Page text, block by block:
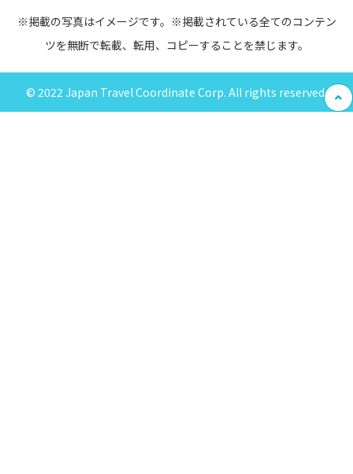
※掲載の写真はイメージです。※掲載されている全てのコンテン
ツを無断で転載、転用、コピーすることを禁じます。
© 2022 Japan Travel Coordinate Corp. All rights reserved.